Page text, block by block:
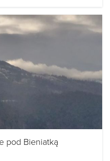
pod Bieniatką